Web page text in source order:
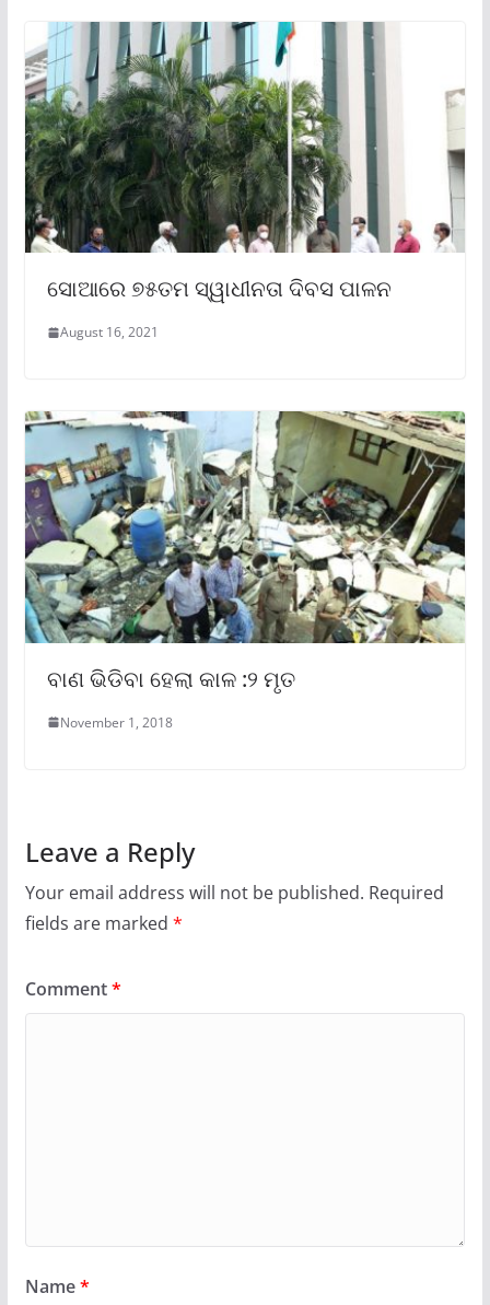
ସୋଆରେ ୭୫ତମ ସ୍ୱାଧୀନତା ଦିବସ ପାଳନ
August 16, 2021
ବାଣ ଭିଡିବା ହେଲା କାଳ :୨ ମୃତ
November 1, 2018
Leave a Reply
Your email address will not be published. Required
fields are marked *
Comment*
Name*